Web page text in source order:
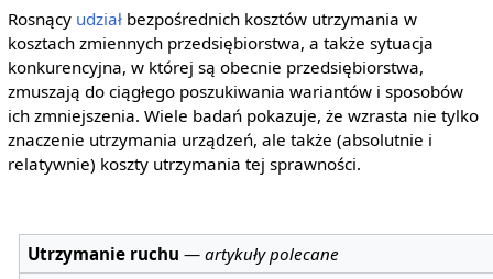
Rosnący udziałbezpośrednich kosztów utrzymania w
kosztach zmiennych przedsiębiorstwa, a także sytuacja
konkurencyjna, w której są obecnie przedsiębiorstwa,
zmuszają do ciągłego poszukiwania wariantów i sposobów
ich zmniejszenia. Wiele badań pokazuje, że wzrasta nie tylko
znaczenie utrzymania urządzeń, ale także (absolutnie i
relatywnie) koszty utrzymania tej sprawności.
Utrzymanie ruchu —artykuły polecane